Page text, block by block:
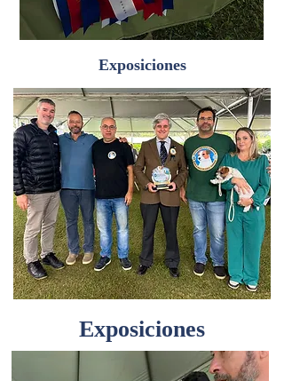
Exposiciones
Exposiciones